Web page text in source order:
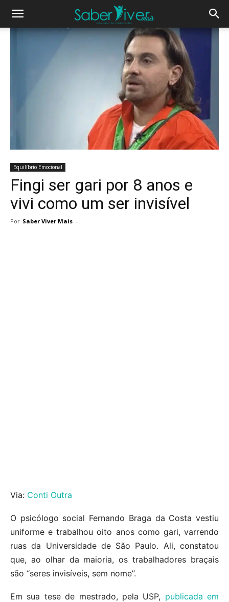
Equilíbrio Emocional
Fingi ser gari por 8 anos e
vivi como um ser invisível
Por Saber Viver Mais -
Via: Conti Outra
O psicólogo social Fernando Braga da Costa vestiu
uniforme e trabalhou oito anos como gari, varrendo
ruas da Universidade de São Paulo. Ali, constatou
que, ao olhar da maioria, os trabalhadores braçais
são “seres invisíveis, sem nome”.
Em sua tese de mestrado, pela USP, publicada em